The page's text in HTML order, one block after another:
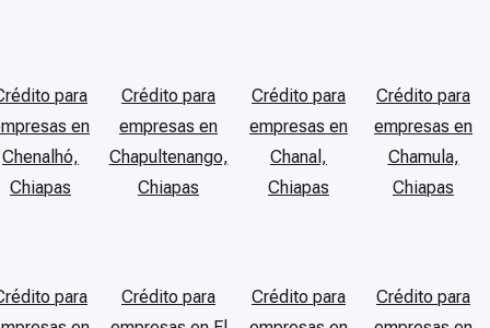
para
en
Chenalhó,
Chiapas
Crédito para
empresas en
Chapultenango,
Chiapas
Crédito para
empresas en
Chanal,
Chiapas
Crédito para
empresas en
Chamula,
Chiapas
para
Crédito para
Crédito para
Crédito para